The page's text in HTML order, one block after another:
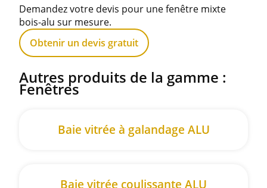
Demandez votre devis pour une fenêtre mixte
bois-alu sur mesure.
Obtenir un devis gratuit
Autres produits de la gamme :
Fenêtres
Baie vitrée à galandage ALU
Baie vitrée coulissante ALU